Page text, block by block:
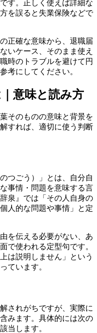
す。正しく使えば詳細な
を誤ると失業保険などで
正確な意味から、退職届
いケース、そのまま使え
時のトラブルを避けて円
考にしてください。
意味と読み方
そのものの意味と背景を
すれば、適切に使う判断
つごう）」とは、自分自
事情・問題を意味する言
泉』では「その人自身の
人的な問題や事情」と定
を伝える必要がない、あ
で使われる定型句です。
は説明しません」という
ています。
されがちですが、実際に
みます。具体的には次の
当します。